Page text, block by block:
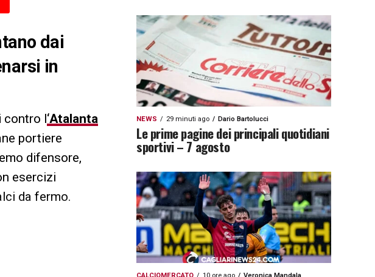
dai
in
l ‘Atalanta
portiere
difensore,
esercizi
da fermo.
NEWS 29 minuti ago Dario Bartolucci
Le prime pagine dei principali quotidiani
sportivi – 7 agosto